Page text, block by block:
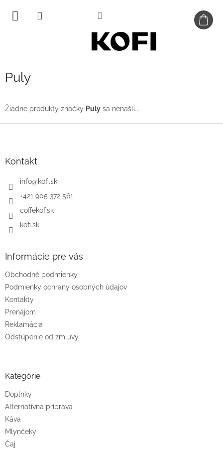
obsah
Puly
Žiadne produkty značky Puly sa nenašli...
Kontakt
info@kofi.sk
+421 905 372 561
coffekofisk
kofi.sk
Informácie pre vás
Obchodné podmienky
Podmienky ochrany osobných údajov
Kontakty
Prenájom
Reklamácia
Odstúpenie od zmluvy
Kategórie
Doplnky
Alternatívna príprava
Káva
Mlynčeky
Čaj